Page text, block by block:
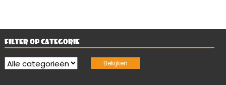
FILTER OP CATEGORIE